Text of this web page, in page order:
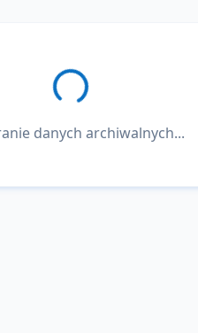
danych archiwalnych...